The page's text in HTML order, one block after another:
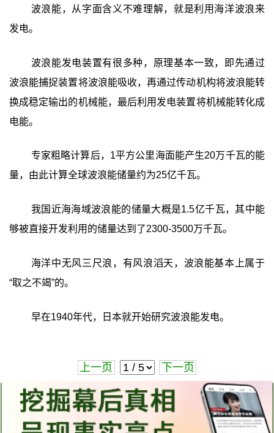
波浪能，从字面含义不难理解，就是利用海洋波浪来
发电。
波浪能发电装置有很多种，原理基本一致，即先通过
波浪能捕捉装置将波浪能吸收，再通过传动机构将波浪能转
换成稳定输出的机械能，最后利用发电装置将机械能转化成
电能。
专家粗略计算后，1平方公里海面能产生20万千瓦的能
量，由此计算全球波浪能储量约为25亿千瓦。
我国近海海域波浪能的储量大概是1.5亿千瓦，其中能
够被直接开发利用的储量达到了2300-3500万千瓦。
海洋中无风三尺浪，有风浪滔天，波浪能基本上属于
“取之不竭”的。
早在1940年代，日本就开始研究波浪能发电。
上一页 下一页